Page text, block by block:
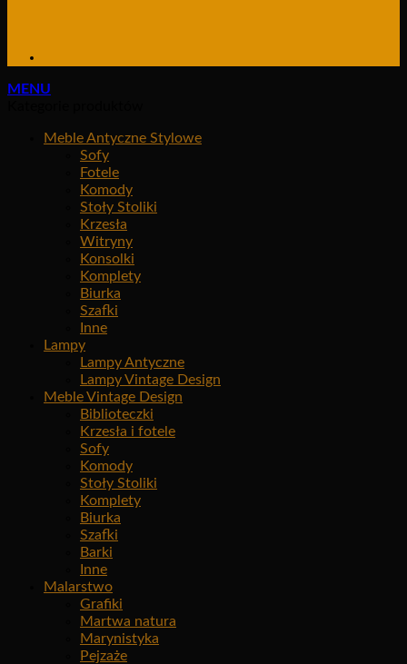
MENU
Meble Antyczne Stylowe
Sofy
Fotele
Komody
Stoły Stoliki
Krzesła
Witryny
Konsolki
Komplety
Biurka
Szafki
Inne
Lampy
Lampy Antyczne
Lampy Vintage Design
Meble Vintage Design
Biblioteczki
Krzesła i fotele
Sofy
Komody
Stoły Stoliki
Komplety
Biurka
Szafki
Barki
Inne
Malarstwo
Grafiki
Martwa natura
Marynistyka
Pejzaże